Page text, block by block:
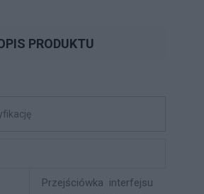
PRODUKTU
Przejściówka interfejsu